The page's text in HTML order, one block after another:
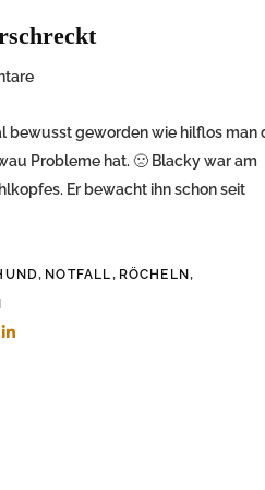
bewusst geworden wie hilflos man
Probleme hat. 🙁 Blacky war am
Er bewacht ihn schon seit
, NOTFALL, RÖCHELN,